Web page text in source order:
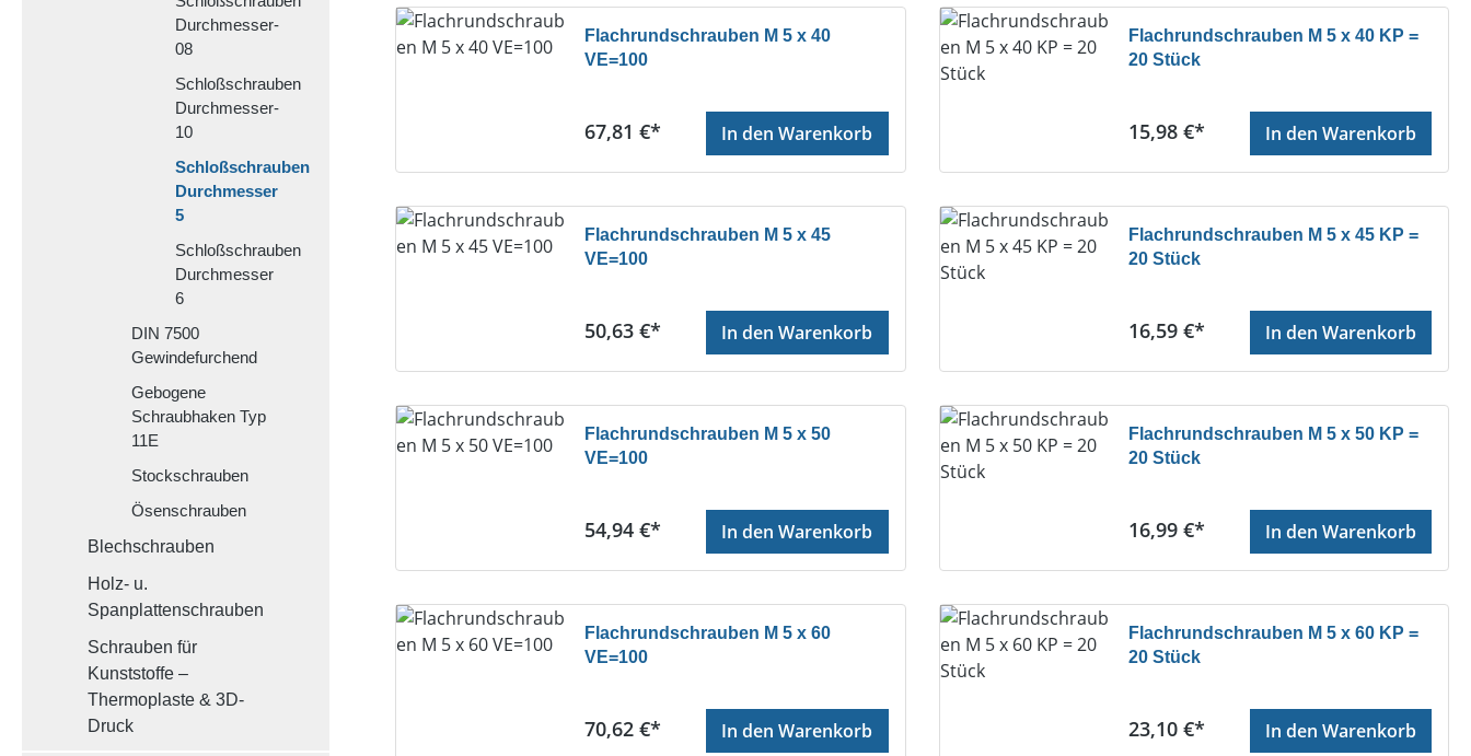
Durchmesser-
08
Schloßschrauben
Durchmesser-
10
Schloßschrauben
Durchmesser
5
Schloßschrauben
Durchmesser
6
DIN 7500
Gewindefurchend
Gebogene
Schraubhaken Typ
11E
Stockschrauben
Ösenschrauben
Blechschrauben
Holz- u.
Spanplattenschrauben
Schrauben für
Kunststoffe –
Thermoplaste & 3D-
Druck
Flachrundschrauben M 5 x 40
VE=100
Regulärer Preis:
67,81 €* In den Warenkorb
Flachrundschrauben M 5 x 40 KP =
20 Stück
Regulärer Preis:
15,98 €* In den Warenkorb
Flachrundschrauben M 5 x 45
VE=100
Regulärer Preis:
50,63 €* In den Warenkorb
Flachrundschrauben M 5 x 45 KP =
20 Stück
Regulärer Preis:
16,59 €* In den Warenkorb
Flachrundschrauben M 5 x 50
VE=100
Regulärer Preis:
54,94 €* In den Warenkorb
Flachrundschrauben M 5 x 50 KP =
20 Stück
Regulärer Preis:
16,99 €* In den Warenkorb
Flachrundschrauben M 5 x 60
VE=100
Regulärer Preis:
70,62 €* In den Warenkorb
Flachrundschrauben M 5 x 60 KP =
20 Stück
Regulärer Preis:
23,10 €* In den Warenkorb